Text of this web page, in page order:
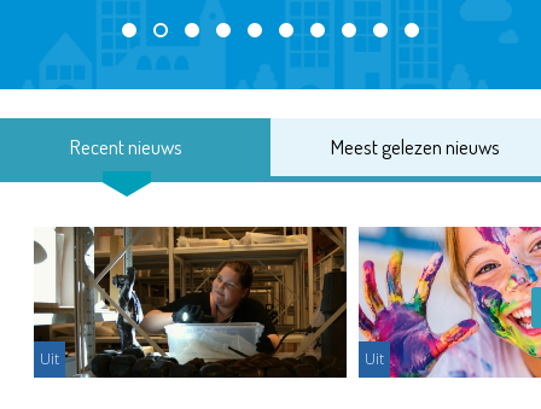
Recent nieuws Meest gelezen nieuws
Uit Uit